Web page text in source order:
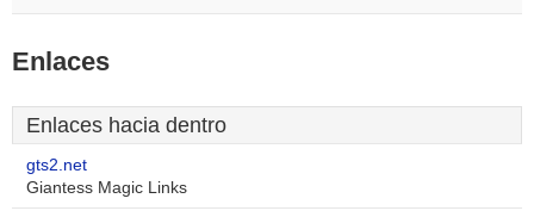
Enlaces
Enlaces hacia dentro
gts2.net
Giantess Magic Links